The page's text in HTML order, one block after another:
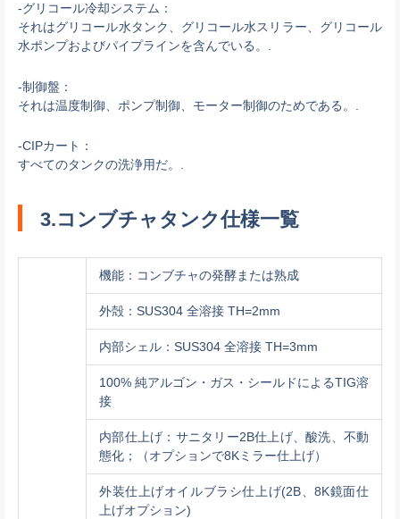
-グリコール冷却システム：
それはグリコール水タンク、グリコール水スリラー、グリコール
水ポンプおよびパイプラインを含んでいる。.
-制御盤：
それは温度制御、ポンプ制御、モーター制御のためである。.
-CIPカート：
すべてのタンクの洗浄用だ。.
3.コンブチャタンク仕様一覧
機能：コンブチャの発酵または熟成
外殻：SUS304 全溶接 TH=2mm
内部シェル：SUS304 全溶接 TH=3mm
100% 純アルゴン・ガス・シールドによるTIG溶
接
内部仕上げ：サニタリー2B仕上げ、酸洗、不動
態化；（オプションで8Kミラー仕上げ）
外装仕上げオイルブラシ仕上げ(2B、8K鏡面仕
上げオプション)